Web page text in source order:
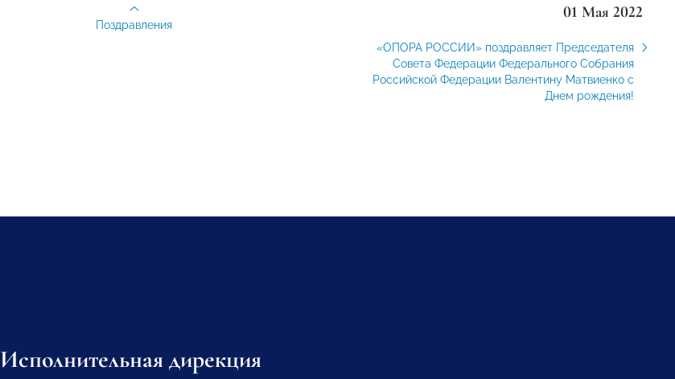
01 Мая 2022
«ОПОРА РОССИИ» поздравляет Председателя
Совета Федерации Федерального Собрания
Российской Федерации Валентину Матвиенко с
Днем рождения!
Поздравления
Исполнительная дирекция